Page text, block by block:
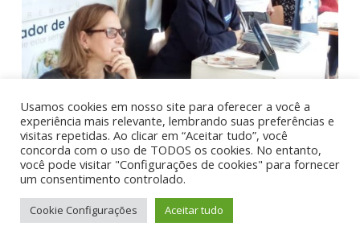
Usamos cookies em nosso site para oferecer a você a
experiência mais relevante, lembrando suas preferências e
visitas repetidas. Ao clicar em “Aceitar tudo”, você
concorda com o uso de TODOS os cookies. No entanto,
você pode visitar "Configurações de cookies" para fornecer
um consentimento controlado.
Cookie Configurações Aceitar tudo